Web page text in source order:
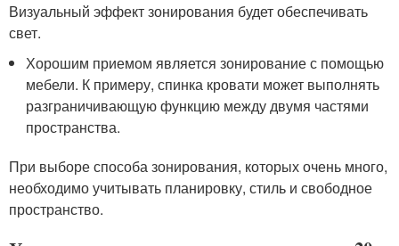
Визуальный эффект зонирования будет обеспечивать
свет.
Хорошим приемом является зонирование с помощью
мебели. К примеру, спинка кровати может выполнять
разграничивающую функцию между двумя частями
пространства.
При выборе способа зонирования, которых очень много,
необходимо учитывать планировку, стиль и свободное
пространство.